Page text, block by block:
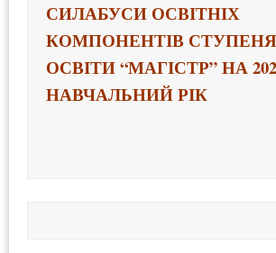
СИЛАБУСИ ОСВІТНІХ
КОМПОНЕНТІВ
ОСВІТИ “МАГІСТР” НА
НАВЧАЛЬНИЙ РІК